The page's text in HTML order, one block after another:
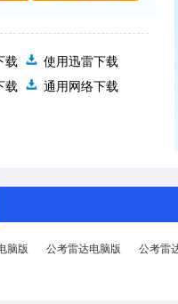
载
使用迅雷下载
载
通用网络下载
脑版 公考雷达电脑版 公考雷